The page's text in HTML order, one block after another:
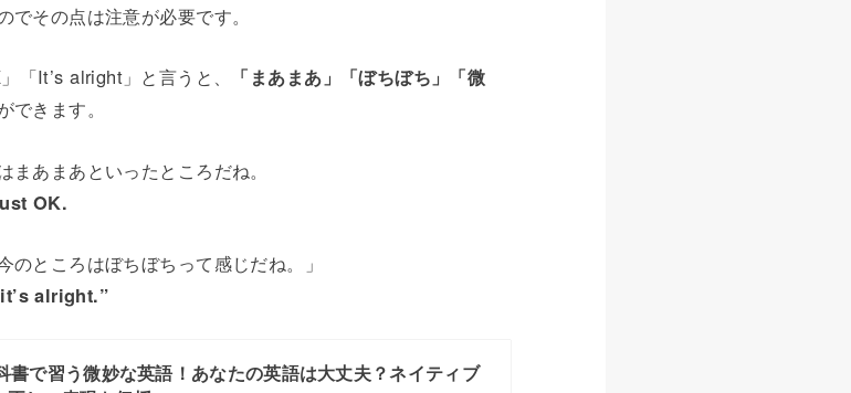
その点は注意が必要です。
「It’s alright」と言うと、
「まあまあ」「ぼちぼち」「微
きます。
あまあといったところだね。
OK.
のところはぼちぼちって感じだね。」
alright.”
書で習う微妙な英語！あなたの英語は大丈夫？ネイティブ